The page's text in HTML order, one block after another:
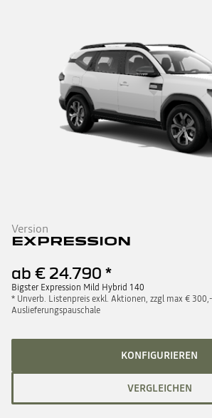
Version
EXPRESSION
ab € 24.790 *
Bigster Expression Mild Hybrid 140
* Unverb. Listenpreis exkl. Aktionen, zzgl max €
Auslieferungspauschale
KONFIGURIEREN
VERGLEICHEN